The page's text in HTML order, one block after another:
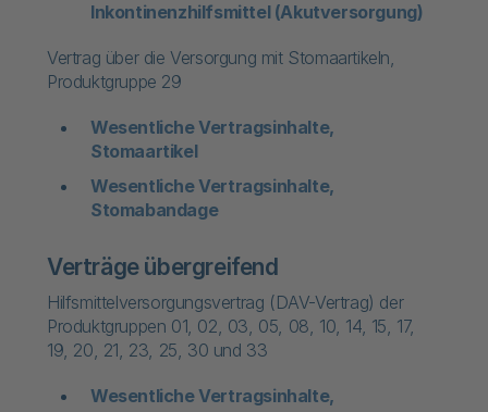
Inkontinenzhilfsmittel (Akutversorgung)​
Vertrag über die Versorgung mit Stomaartikeln,
Produktgruppe 29
Wesentliche Vertragsinhalte,
Stomaartikel
Wesentliche Vertragsinhalte,
Stomabandage
Verträge übergreifend
Hilfsmittelversorgungsvertrag (DAV-Vertrag) der
Produktgruppen 01, 02, 03, 05, 08, 10, 14, 15, 17,
19, 20, 21, 23, 25, 30 und 33
Wesentliche Vertragsinhalte,